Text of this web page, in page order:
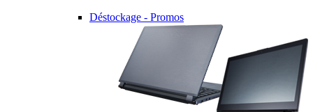
Déstockage - Promos